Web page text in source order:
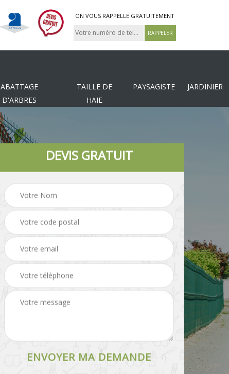
ON VOUS RAPPELLE GRATUITEMENT
ABATTAGE
D'ARBRES
TAILLE DE
HAIE
PAYSAGISTE JARDINIER
Tonte et réfection de Pose de clôture
DEVIS GRATUIT